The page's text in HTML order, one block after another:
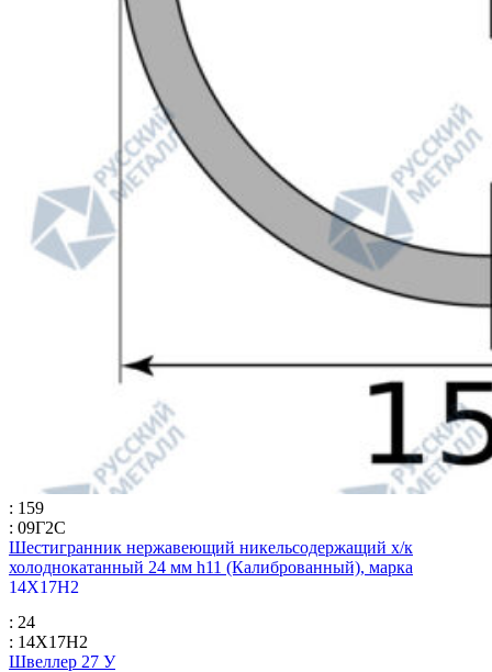
: 159
: 09Г2С
Шестигранник нержавеющий никельсодержащий х/к
холоднокатанный 24 мм h11 (Калиброванный), марка
14Х17Н2
: 24
: 14Х17Н2
Швеллер 27 У